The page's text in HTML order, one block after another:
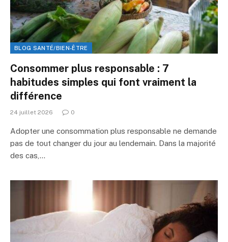
BLOG SANTÉ/BIEN-ÊTRE
Consommer plus responsable : 7
habitudes simples qui font vraiment la
différence
24 juillet 2026 0
Adopter une consommation plus responsable ne demande
pas de tout changer du jour au lendemain. Dans la majorité
des cas,…